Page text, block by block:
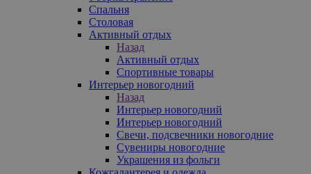
Спальня
Столовая
Активный отдых
Назад
Активный отдых
Спортивные товары
Интерьер новогодний
Назад
Интерьер новогодний
Интерьер новогодний
Свечи, подсвечники новогодние
Сувениры новогодние
Украшения из фольги